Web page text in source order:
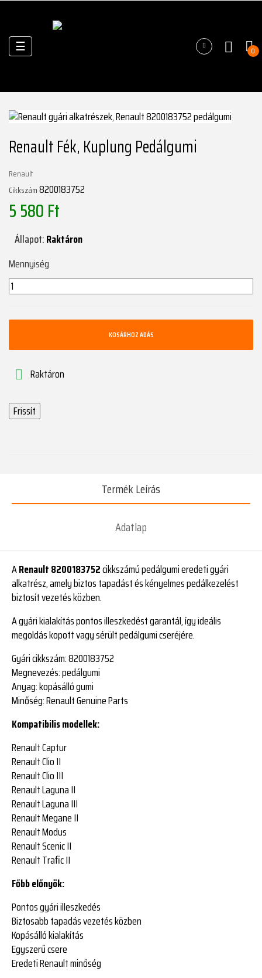
Váltás
a
☰ 0
Renault Fék, Kuplung Pedálgumi
Renault
Cikkszám8200183752
5 580 Ft
Állapot:Raktáron
Mennyiség
KOSÁRHOZ ADÁS
 Raktáron
Termék Leírás
Adatlap
ARenault 8200183752cikkszámú pedálgumi eredeti gyári
alkatrész, amely biztos tapadást és kényelmes pedálkezelést
biztosít vezetés közben.
A gyári kialakítás pontos illeszkedést garantál, így ideális
megoldás kopott vagy sérült pedálgumi cseréjére.
Gyári cikkszám:8200183752
Megnevezés:pedálgumi
Anyag:kopásálló gumi
Minőség:Renault Genuine Parts
Kompatibilis modellek:
Renault Captur
Renault Clio II
Renault Clio III
Renault Laguna II
Renault Laguna III
Renault Megane II
Renault Modus
Renault Scenic II
Renault Trafic II
Főbb előnyök:
Pontos gyári illeszkedés
Biztosabb tapadás vezetés közben
Kopásálló kialakítás
Egyszerű csere
Eredeti Renault minőség